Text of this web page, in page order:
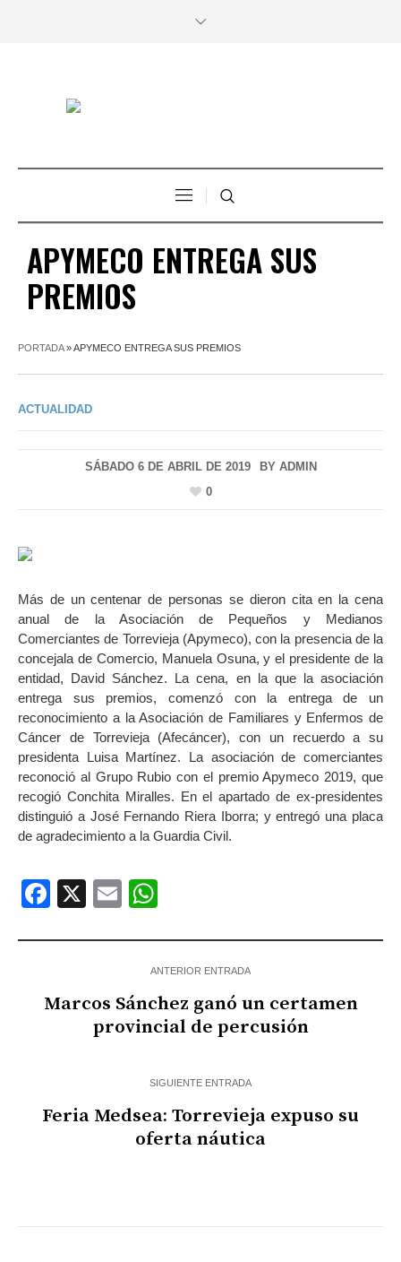
APYMECO ENTREGA SUS
PREMIOS
PORTADA»APYMECO ENTREGA SUS PREMIOS
ACTUALIDAD
SÁBADO 6 DE ABRIL DE 2019 BY ADMIN
0
Más de un centenar de personas se dieron cita en la cena
anual de la Asociación de Pequeños y Medianos
Comerciantes de Torrevieja (Apymeco), con la presencia de la
concejala de Comercio, Manuela Osuna, y el presidente de la
entidad, David Sánchez. La cena, en la que la asociación
entrega sus premios, comenzó con la entrega de un
reconocimiento a la Asociación de Familiares y Enfermos de
Cáncer de Torrevieja (Afecáncer), con un recuerdo a su
presidenta Luisa Martínez. La asociación de comerciantes
reconoció al Grupo Rubio con el premio Apymeco 2019, que
recogió Conchita Miralles. En el apartado de ex-presidentes
distinguió a José Fernando Riera Iborra; y entregó una placa
de agradecimiento a la Guardia Civil.
Facebook
X Email
ANTERIOR ENTRADA
Marcos Sánchez ganó un certamen
provincial de percusión
SIGUIENTE ENTRADA
Feria Medsea: Torrevieja expuso su
oferta náutica